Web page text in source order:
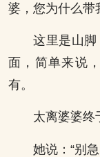
婆，您为什么带
这里是山脚
面，简单来说
有。
太离婆婆终
她说：“别